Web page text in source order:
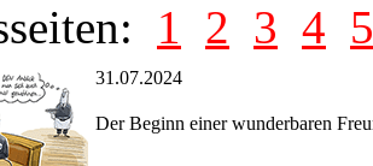
1 2 3 4 5
31.07.2024
Der Beginn einer wunderbaren